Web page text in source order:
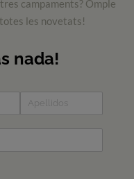
campaments? Omple
les novetats!